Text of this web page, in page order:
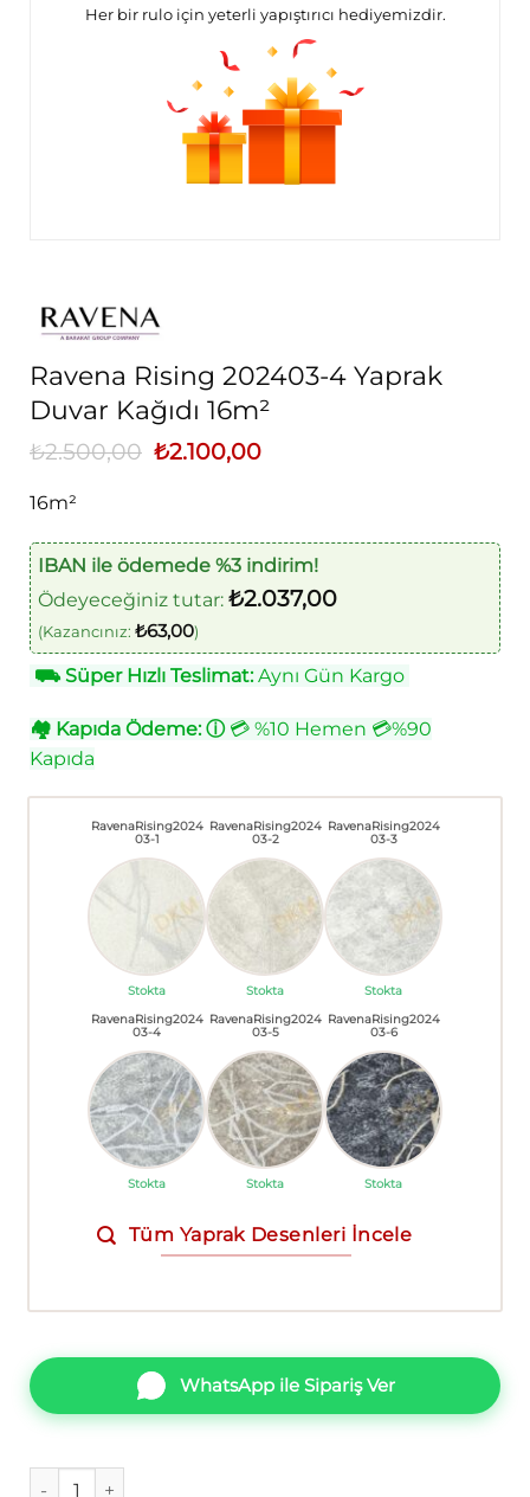
Her bir rulo için yeterli yapıştırıcı hediyemizdir.
Ravena Rising 202403-4 Yaprak
Duvar Kağıdı 16m²
₺2.500,00 Orijinal
fiyat:
₺2.100,00Şu
16m²
IBAN ile ödemede %3 indirim!
Ödeyeceğiniz tutar: ₺2.037,00
(Kazancınız: ₺63,00)
⛟Süper Hızlı Teslimat:Aynı Gün Kargo
🏘 Kapıda Ödeme: ⓘ💳 %10 Hemen 💳%90
Kapıda
RavenaRising2024
03-1
Stokta
RavenaRising2024
03-2
Stokta
RavenaRising2024
03-3
Stokta
RavenaRising2024
03-4
Stokta
RavenaRising2024
03-5
Stokta
RavenaRising2024
03-6
Stokta
Tüm Yaprak Desenleri İncele
WhatsApp ile Sipariş Ver
Ravena Rising 202403-4 Yaprak Duvar Kağıdı 16m² adet